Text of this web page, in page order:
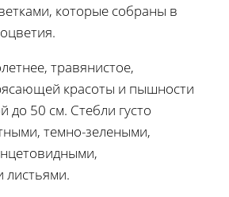
которые собраны в
травянистое,
красоты и пышности
до 50 см. Стебли густо
темно-зелеными,
листьями.